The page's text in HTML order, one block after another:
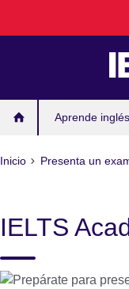
Aprende inglés
Inicio Presenta un
IELTS